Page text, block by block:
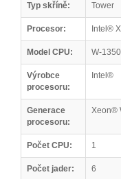
Typ skříně: Tower
Procesor: Intel®
Model CPU: W-
Výrobce
procesoru:
Intel®
Generace
procesoru:
Xeon®
Počet CPU: 1
Počet jader: 6